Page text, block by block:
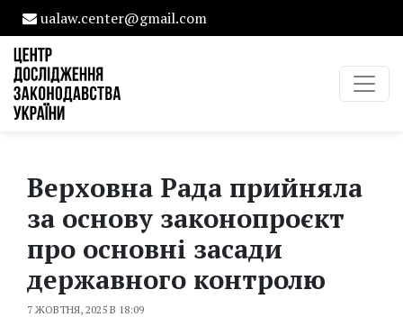
ualaw.center@gmail.com
Верховна Рада прийняла
за основу законопроєкт
про основні засади
державного контролю
7 ЖОВТНЯ, 2025 В 18:09